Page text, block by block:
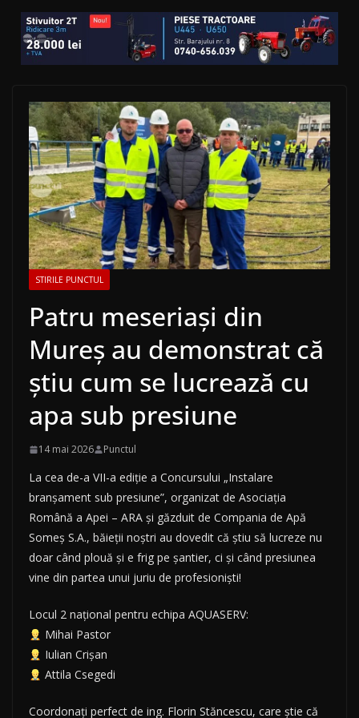
STIRILE PUNCTUL
Patru meseriași din
Mureș au demonstrat că
știu cum se lucrează cu
apa sub presiune
14 mai 2026 Punctul
La cea de-a VII-a ediție a Concursului „Instalare
branșament sub presiune”, organizat de Asociația
Română a Apei – ARA și găzduit de Compania de Apă
Someş S.A., băieții noștri au dovedit că știu să lucreze nu
doar când plouă și e frig pe șantier, ci și când presiunea
vine din partea unui juriu de profesioniști!
Locul 2 național pentru echipa AQUASERV:
Mihai Pastor
Iulian Crișan
Attila Csegedi
Coordonați perfect de ing. Florin Stăncescu, care știe că